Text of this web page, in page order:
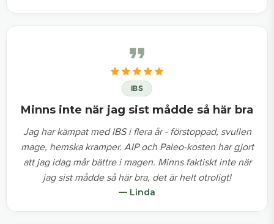
IBS
Minns inte när jag sist mådde så här bra
Jag har kämpat med IBS i flera år - förstoppad, svullen
mage, hemska kramper. AIP och Paleo-kosten har gjort
att jag idag mår bättre i magen. Minns faktiskt inte när
jag sist mådde så här bra, det är helt otroligt!
— Linda